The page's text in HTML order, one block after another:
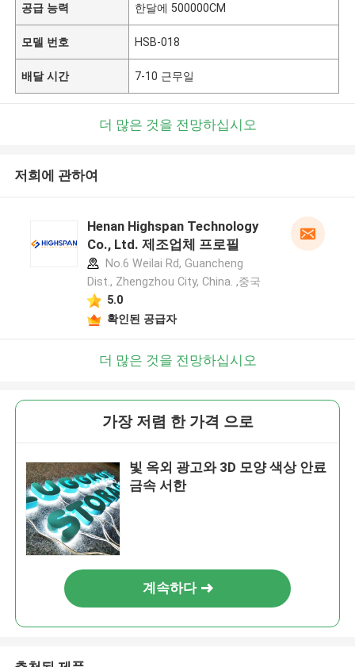
공급 능력 한달에 500000CM
모델 번호 HSB-018
배달 시간 7-10 근무일
더 많은 것을 전망하십시오
저희에 관하여
Henan Highspan Technology
Co., Ltd. 제조업체 프로필
No.6 Weilai Rd, Guancheng
Dist., Zhengzhou City, China. ,중국
5.0
확인된 공급자
더 많은 것을 전망하십시오
가장 저렴 한 가격 으로
빛 옥외 광고와 3D 모양 색상 안료
금속 서한
계속하다